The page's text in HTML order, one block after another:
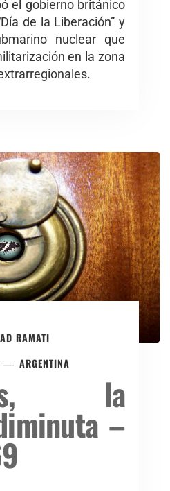
el gobierno británico
de la Liberación” y
nuclear que
en la zona
RAMATI
ARGENTINA
la
–